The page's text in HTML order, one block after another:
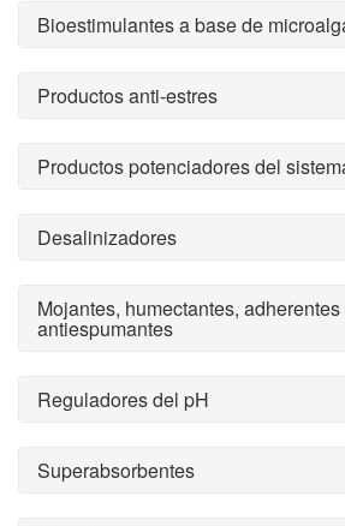
Bioestimulantes a base de
Productos anti-estres
Productos potenciadores del
Desalinizadores
Mojantes, humectantes, adherentes
antiespumantes
Reguladores del pH
Superabsorbentes